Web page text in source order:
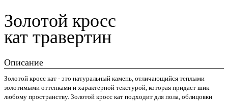
Золотой кросс
кат травертин
Описание
Золотой кросс кат - это натуральный камень, отличающийся теплыми
золотимыми оттенками и характерной текстурой, которая придаст шик
любому пространству. Золотой кросс кат подходит для пола, облицовки